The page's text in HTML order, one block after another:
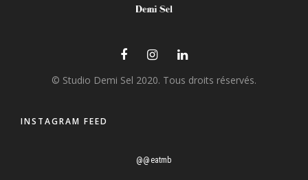
© Studio Demi Sel 2020. Tous droits réservés.
INSTAGRAM FEED
@@eatmb